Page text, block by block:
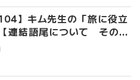
】キム先生の「旅に役立
連結語尾について その